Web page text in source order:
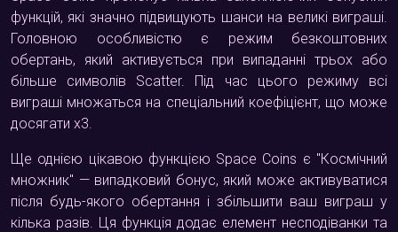
функцій, які значно підвищують шанси на великі виграші.
Головною особливістю є режим безкоштовних
обертань, який активується при випаданні трьох або
більше символів Scatter. Під час цього режиму всі
виграші множаться на спеціальний коефіцієнт, що може
досягати x3.
Ще однією цікавою функцією Space Coins є "Космічний
множник" — випадковий бонус, який може активуватися
після будь-якого обертання і збільшити ваш виграш у
кілька разів. Ця функція додає елемент несподіванки та